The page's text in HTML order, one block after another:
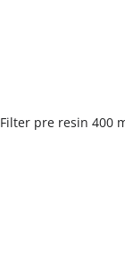
Filter pre resin 400